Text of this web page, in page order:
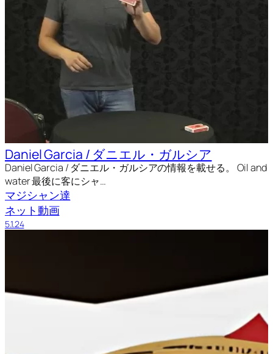
Daniel Garcia / ダニエル・ガルシア
Daniel Garcia / ダニエル・ガルシアの情報を載せる。 Oil and
water 最後に客にシャ…
マジシャン達
ネット動画
5.1.24